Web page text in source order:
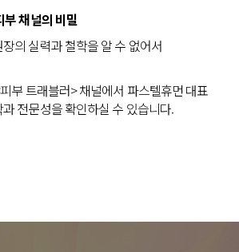
부 채널의 비밀
의 실력과 철학을 알 수 없어서
부 트래블러> 채널에서 파스텔휴먼 대표
전문성을 확인하실 수 있습니다.